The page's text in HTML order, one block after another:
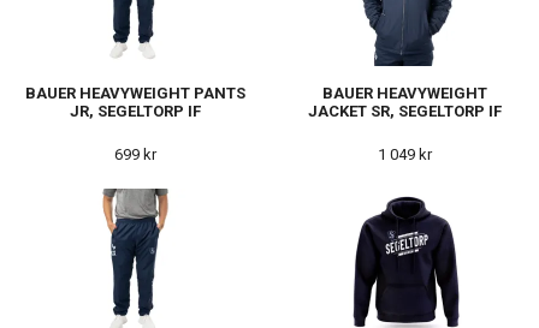
BAUER HEAVYWEIGHT PANTS
JR, SEGELTORP IF
699 kr
BAUER HEAVYWEIGHT
JACKET SR, SEGELTORP IF
1 049 kr